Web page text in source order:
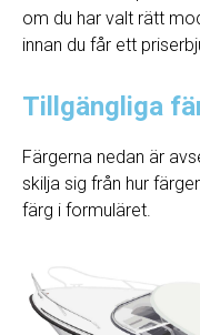
om du har valt rätt
innan du får ett
Tillgängliga
Färgerna nedan är
skilja sig från hur
färg i formuläret.